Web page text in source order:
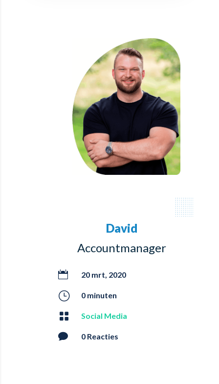
David
Accountmanager
 20 mrt, 2020
} 0 minuten
 Social Media
 0 Reacties